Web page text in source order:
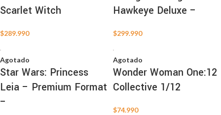
Scarlet Witch
$289.990
Hawkeye Deluxe –
$299.990
Agotado
Star Wars: Princess
Leia – Premium Format
–
Agotado
Wonder Woman One:12
Collective 1/12
$74.990